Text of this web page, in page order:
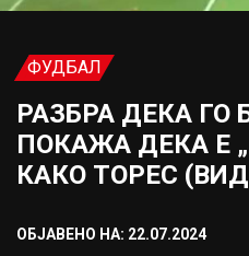
ФУДБАЛ
РАЗБРА ДЕКА ГО
ПОКАЖА ДЕКА Е
КАКО ТОРЕС
ОБЈАВЕНО НА: 22.07.2024